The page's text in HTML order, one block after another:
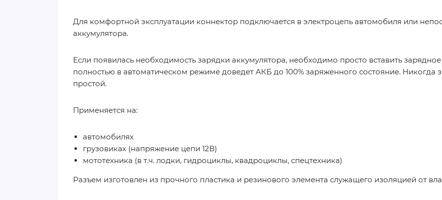
Для комфортной эксплуатации коннектор подключается в электроцепь автомобиля или
аккумулятора.
Если появилась необходимость зарядки аккумулятора, необходимо просто вставить
полностью в автоматическом режиме доведет АКБ до 100% заряженного состояние. Никогда
простой.
Применяется на:
автомобилях
грузовиках (напряжение цепи 12В)
мототехника (в т.ч. лодки, гидроциклы, квадроциклы, спецтехника)
Разъем изготовлен из прочного пластика и резинового элемента служащего изоляцией от